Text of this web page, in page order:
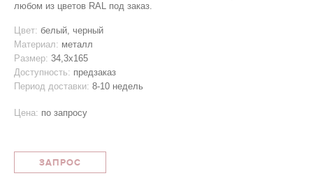
любом из цветов RAL под заказ.
Цвет: белый, черный
Материал: металл
Размер: 34,3х165
Доступность: предзаказ
Период доставки: 8-10 недель
Цена: по запросу
ЗАПРОС